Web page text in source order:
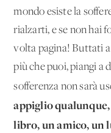
mondo esiste la
rialzarti, e se non hai
volta pagina! Buttati
più che puoi, piangi a
sofferenza non sarà
appiglio
libro, un amico, un